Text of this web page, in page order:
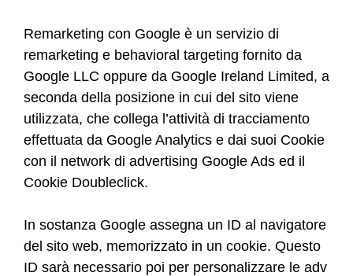
Remarketing con Google è un servizio di
remarketing e behavioral targeting fornito da
Google LLC oppure da Google Ireland Limited, a
seconda della posizione in cui del sito viene
utilizzata, che collega l’attività di tracciamento
effettuata da Google Analytics e dai suoi Cookie
con il network di advertising Google Ads ed il
Cookie Doubleclick.
In sostanza Google assegna un ID al navigatore
del sito web, memorizzato in un cookie. Questo
ID sarà necessario poi per personalizzare le adv